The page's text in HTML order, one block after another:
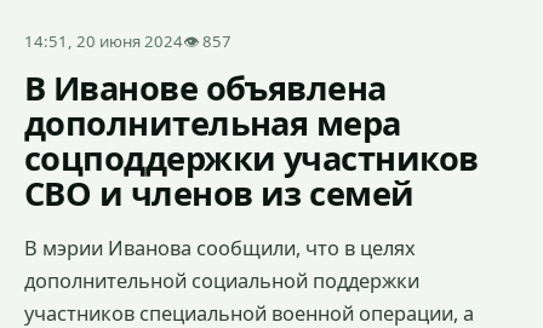
14:51, 20 июня 2024👁 857
В Иванове объявлена
дополнительная мера
соцподдержки участников
СВО и членов из семей
В мэрии Иванова сообщили, что в целях
дополнительной социальной поддержки
участников специальной военной операции, а